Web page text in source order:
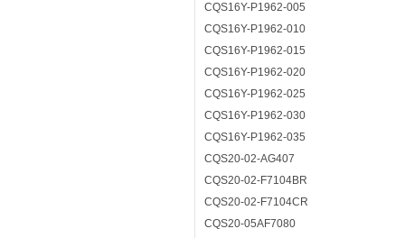
CQS16Y-P1962-005
CQS16Y-P1962-010
CQS16Y-P1962-015
CQS16Y-P1962-020
CQS16Y-P1962-025
CQS16Y-P1962-030
CQS16Y-P1962-035
CQS20-02-AG407
CQS20-02-F7104BR
CQS20-02-F7104CR
CQS20-05AF7080